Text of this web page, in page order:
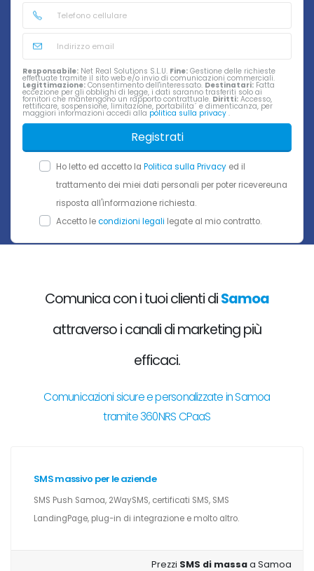
Responsabile: Net Real Solutions S.L.U. Fine: Gestione delle richieste
effettuate tramite il sito web e/o invio di comunicazioni commerciali.
Legittimazione: Consentimento dell'interessato. Destinatari: Fatta
eccezione per gli obblighi di legge, i dati saranno trasferiti solo ai
fornitori che mantengono un rapporto contrattuale. Diritti: Accesso,
rettificare, sospensione, limitazione, portabilita´ e dimenticanza, per
maggiori informazioni accedi alla politica sulla privacy .
Registrati
Ho letto ed accetto la Politica sulla Privacy ed il
trattamento dei miei dati personali per poter ricevereuna
risposta all'informazione richiesta.
Accetto lecondizioni legali legate al mio contratto.
Comunica con i tuoi clienti diSamoa
attraverso i canali di marketing più
efficaci.
Comunicazioni sicure e personalizzate in Samoa
tramite 360NRS CPaaS
SMS massivo per le aziende
SMS Push Samoa, 2WaySMS, certificati SMS, SMS
LandingPage, plug-in di integrazione e molto altro.
Prezzi SMS di massaa Samoa